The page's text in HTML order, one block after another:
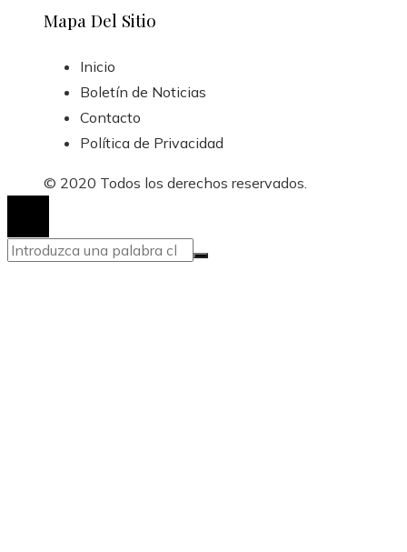
Mapa Del Sitio
Inicio
Boletín de Noticias
Contacto
Política de Privacidad
© 2020 Todos los derechos reservados.